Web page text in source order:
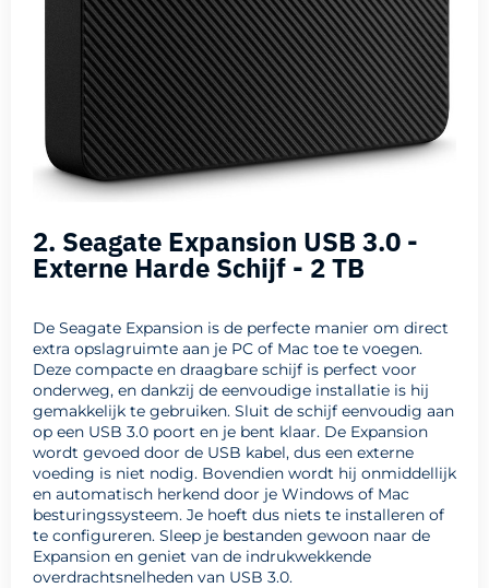
2. Seagate Expansion USB 3.0 -
Externe Harde Schijf - 2 TB
De Seagate Expansion is de perfecte manier om direct
extra opslagruimte aan je PC of Mac toe te voegen.
Deze compacte en draagbare schijf is perfect voor
onderweg, en dankzij de eenvoudige installatie is hij
gemakkelijk te gebruiken. Sluit de schijf eenvoudig aan
op een USB 3.0 poort en je bent klaar. De Expansion
wordt gevoed door de USB kabel, dus een externe
voeding is niet nodig. Bovendien wordt hij onmiddellijk
en automatisch herkend door je Windows of Mac
besturingssysteem. Je hoeft dus niets te installeren of
te configureren. Sleep je bestanden gewoon naar de
Expansion en geniet van de indrukwekkende
overdrachtsnelheden van USB 3.0.